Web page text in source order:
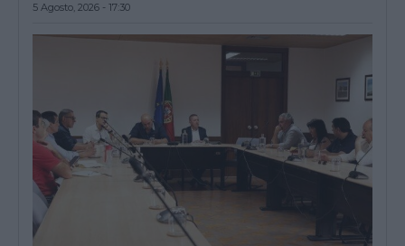
5 Agosto, 2026 - 17:30